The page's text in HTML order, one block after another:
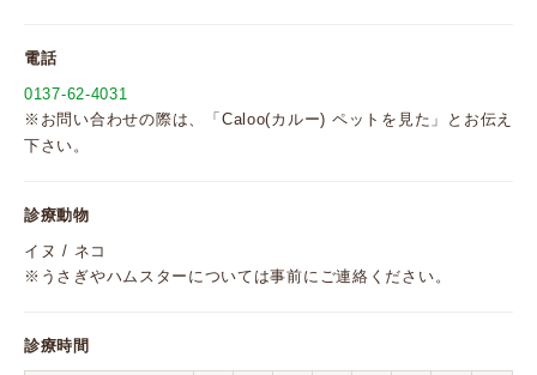
電話
0137-62-4031
※お問い合わせの際は、「Caloo(カルー) ペットを見た」とお伝え
下さい。
診療動物
イヌ / ネコ
※うさぎやハムスターについては事前にご連絡ください。
診療時間